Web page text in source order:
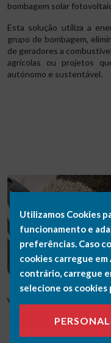
bombagem solar
Esta solução utiliza a
grupo de bombagem,
de geradores a
agrícolas ou projetos
autónomo e sustentável.
Utilizamos Cookies
funcionamento e
preferências. Caso
cookies carregue em
contrário, carregue
selecione os